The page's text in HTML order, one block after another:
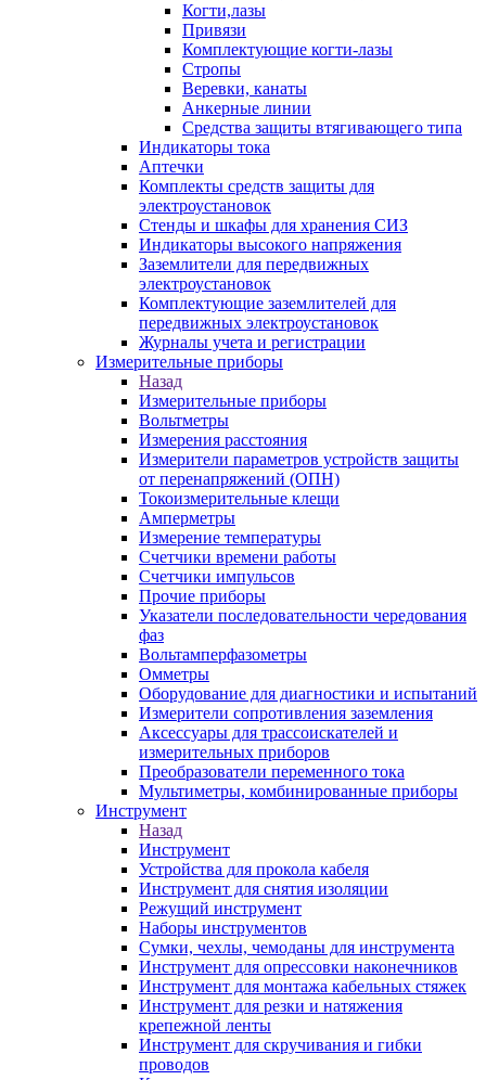
Когти,лазы
Привязи
Комплектующие когти-лазы
Стропы
Веревки, канаты
Анкерные линии
Средства защиты втягивающего типа
Индикаторы тока
Аптечки
Комплекты средств защиты для
электроустановок
Стенды и шкафы для хранения СИЗ
Индикаторы высокого напряжения
Заземлители для передвижных
электроустановок
Комплектующие заземлителей для
передвижных электроустановок
Журналы учета и регистрации
Измерительные приборы
Назад
Измерительные приборы
Вольтметры
Измерения расстояния
Измерители параметров устройств защиты
от перенапряжений (ОПН)
Токоизмерительные клещи
Амперметры
Измерение температуры
Счетчики времени работы
Счетчики импульсов
Прочие приборы
Указатели последовательности чередования
фаз
Вольтамперфазометры
Омметры
Оборудование для диагностики и испытаний
Измерители сопротивления заземления
Аксессуары для трассоискателей и
измерительных приборов
Преобразователи переменного тока
Мультиметры, комбинированные приборы
Инструмент
Назад
Инструмент
Устройства для прокола кабеля
Инструмент для снятия изоляции
Режущий инструмент
Наборы инструментов
Сумки, чехлы, чемоданы для инструмента
Инструмент для опрессовки наконечников
Инструмент для монтажа кабельных стяжек
Инструмент для резки и натяжения
крепежной ленты
Инструмент для скручивания и гибки
проводов